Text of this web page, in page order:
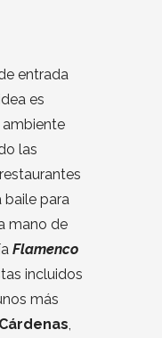
entrada
es
ambiente
las
baile para
mano de
Flamenco
incluidos
más
,